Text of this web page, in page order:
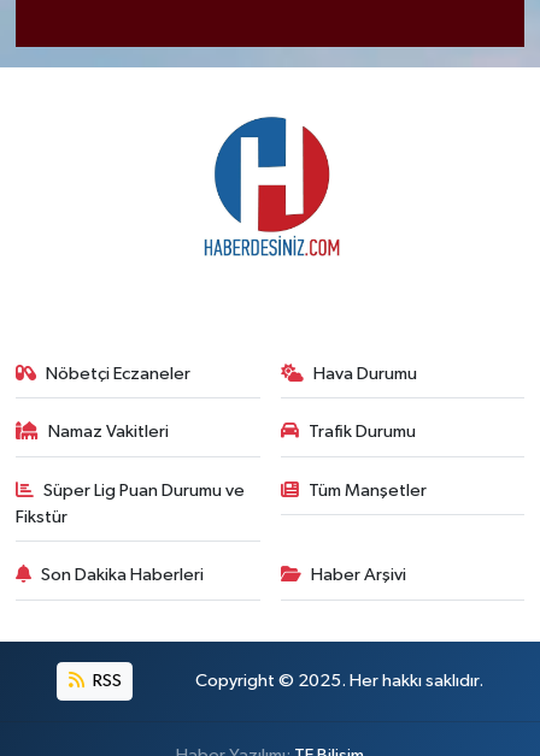
Nöbetçi Eczaneler Hava Durumu
Namaz Vakitleri Trafik Durumu
Süper Lig Puan Durumu ve
Fikstür
Tüm Manşetler
Son Dakika Haberleri Haber Arşivi
RSS Copyright © 2025. Her hakkı saklıdır.